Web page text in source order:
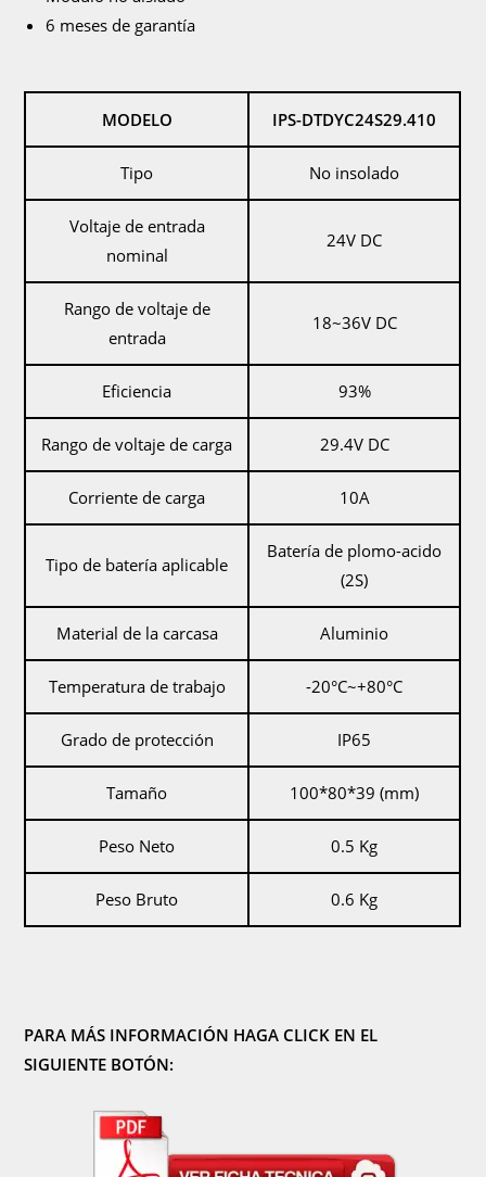
6 meses de garantía
MODELO IPS-DTDYC24S29.410
Tipo No insolado
Voltaje de entrada
nominal
24V DC
Rango de voltaje de
entrada
18~36V DC
Eficiencia 93%
Rango de voltaje de carga 29.4V DC
Corriente de carga 10A
Tipo de batería aplicable
Batería de plomo-acido
(2S)
Material de la carcasa Aluminio
Temperatura de trabajo -20°C~+80°C
Grado de protección IP65
Tamaño 100*80*39 (mm)
Peso Neto 0.5 Kg
Peso Bruto 0.6 Kg
PARA MÁS INFORMACIÓN HAGA CLICK EN EL
SIGUIENTE BOTÓN: